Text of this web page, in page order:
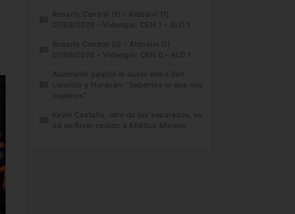
Rosario Central (1) – Aldosivi (1)
07/08/2026 – Videogol: CEN 1 – ALD 1
Rosario Central (0) – Aldosivi (1)
07/08/2026 – Videogol: CEN 0 – ALD 1
Auzmendi palpitó el duelo entre San
Lorenzo y Huracán: “Sabemos lo que nos
jugamos”
Kevin Castaño, otro de los separados, se
irá de River cedido a Atlético Mineiro